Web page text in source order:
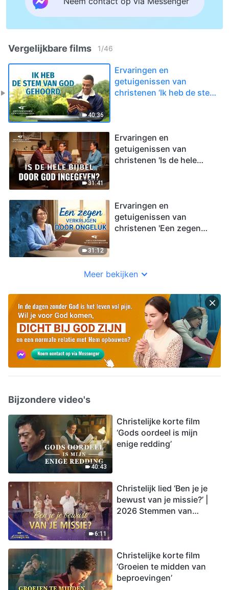
Vergelijkbare films 1/46
40:36
Ervaringen en
getuigenissen van
christenen ‘Ik heb de stem
31:41
Ervaringen en
getuigenissen van
christenen 'Is de hele
31:12
Ervaringen en
getuigenissen van
christenen 'Een zegen
Meer bekijken
Bijzondere video's
40:43
Christelijke korte film
‘Gods oordeel is mijn
enige redding’
6:11
Christelijk lied ‘Ben je je
bewust van je missie?’ |
2026 Stemmen van
Christelijke korte film
‘Groeien te midden van
beproevingen’